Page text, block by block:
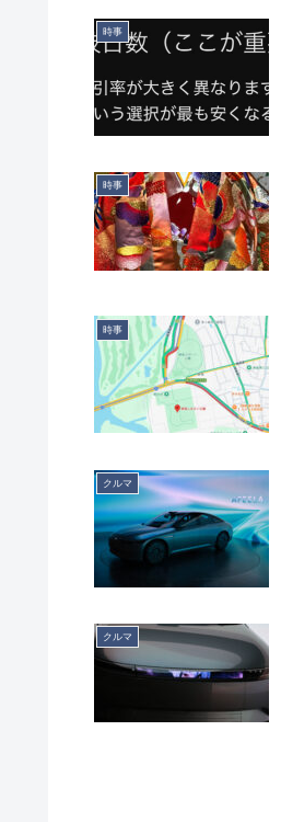
時事
時事
時事
クルマ
クルマ